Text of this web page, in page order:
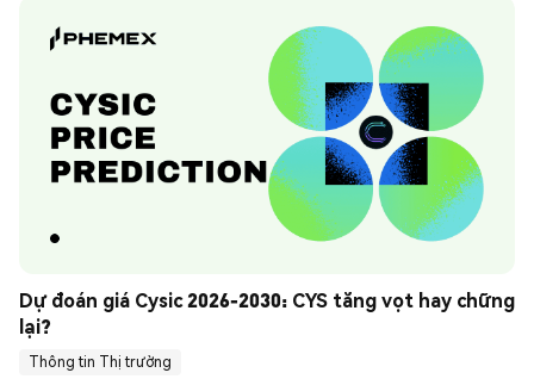
Dự đoán giá Cysic 2026-2030: CYS tăng vọt hay chững
lại?
Thông tin Thị trường